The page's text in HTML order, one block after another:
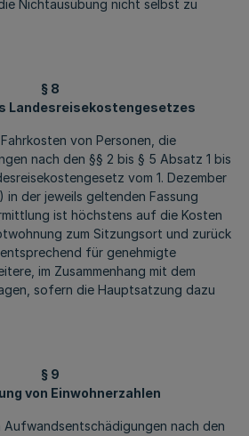
Nichtausübung nicht selbst zu
§ 8
Landesreisekostengesetzes
von Personen, die
nach den §§ 2 bis § 5 Absatz 1 bis
vom 1. Dezember
) in der jeweils geltenden Fassung
ist höchstens auf die Kosten
zum Sitzungsort und zurück
für genehmigte
im Zusammenhang mit dem
sofern die Hauptsatzung dazu
§ 9
von Einwohnerzahlen
Aufwandsentschädigungen nach den